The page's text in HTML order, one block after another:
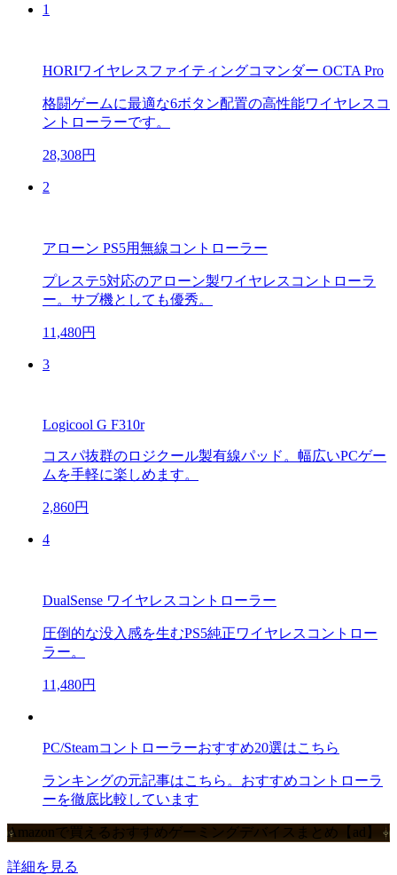
1
HORIワイヤレスファイティングコマンダー OCTA Pro
格闘ゲームに最適な6ボタン配置の高性能ワイヤレスコ
ントローラーです。
28,308円
2
アローン PS5用無線コントローラー
プレステ5対応のアローン製ワイヤレスコントローラ
ー。サブ機としても優秀。
11,480円
3
Logicool G F310r
コスパ抜群のロジクール製有線パッド。幅広いPCゲー
ムを手軽に楽しめます。
2,860円
4
DualSense ワイヤレスコントローラー
圧倒的な没入感を生むPS5純正ワイヤレスコントロー
ラー。
11,480円
PC/Steamコントローラーおすすめ20選はこちら
ランキングの元記事はこちら。おすすめコントローラ
ーを徹底比較しています
Amazonで買えるおすすめゲーミングデバイスまとめ【ad】
詳細を見る